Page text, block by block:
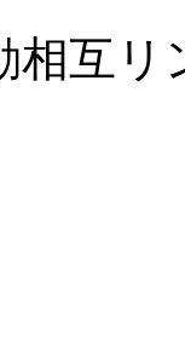
相互